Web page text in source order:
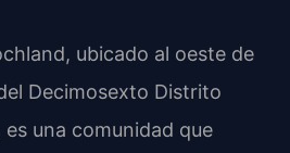
ubicado al oeste de
Decimosexto Distrito
una comunidad que